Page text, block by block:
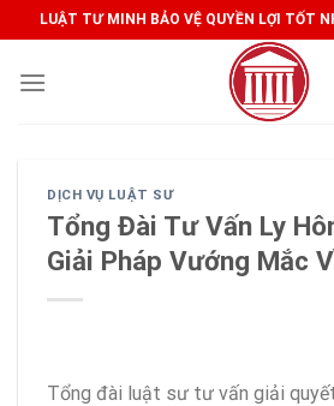
to
content
LUẬT TƯ MINH BẢO VỆ QUYỀN LỢI TỐT
DỊCH VỤ LUẬT SƯ
Tổng Đài Tư Vấn Ly
Giải Pháp Vướng Mắc
Tổng đài luật sư tư vấn giải